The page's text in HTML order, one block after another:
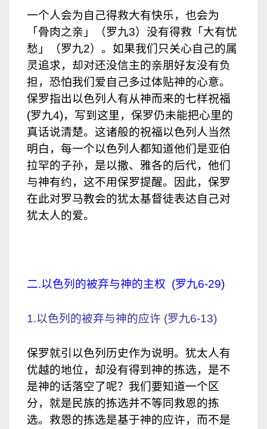
一个人会为自己得救大有快乐，也会为
「骨肉之亲」（罗九3）没有得救「大有忧
愁」（罗九2）。如果我们只关心自己的属
灵追求，却对还没信主的亲朋好友没有负
担，恐怕我们爱自己多过体贴神的心意。
保罗指出以色列人有从神而来的七样祝福
(罗九4)，写到这里，保罗仍未能把心里的
真话说清楚。这诸般的祝福以色列人当然
明白，每一个以色列人都知道他们是亚伯
拉罕的子孙，是以撒、雅各的后代，他们
与神有约，这不用保罗提醒。因此，保罗
在此对罗马教会的犹太基督徒表达自己对
犹太人的爱。
二.以色列的被弃与神的主权 (罗九6-29)
1.以色列的被弃与神的应许 (罗九6-13)
保罗就引以色列历史作为说明。犹太人有
优越的地位，却没有得到神的拣选，是不
是神的话落空了呢？我们要知道一个区
分，就是民族的拣选并不等同救恩的拣
选。救恩的拣选是基于神的应许，而不是